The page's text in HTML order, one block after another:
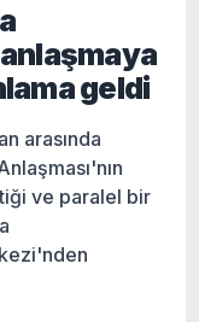
geldi
arasında
ve paralel bir